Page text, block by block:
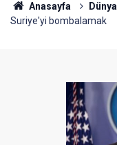
Anasayfa Dünya
Suriye'yi bombalamak